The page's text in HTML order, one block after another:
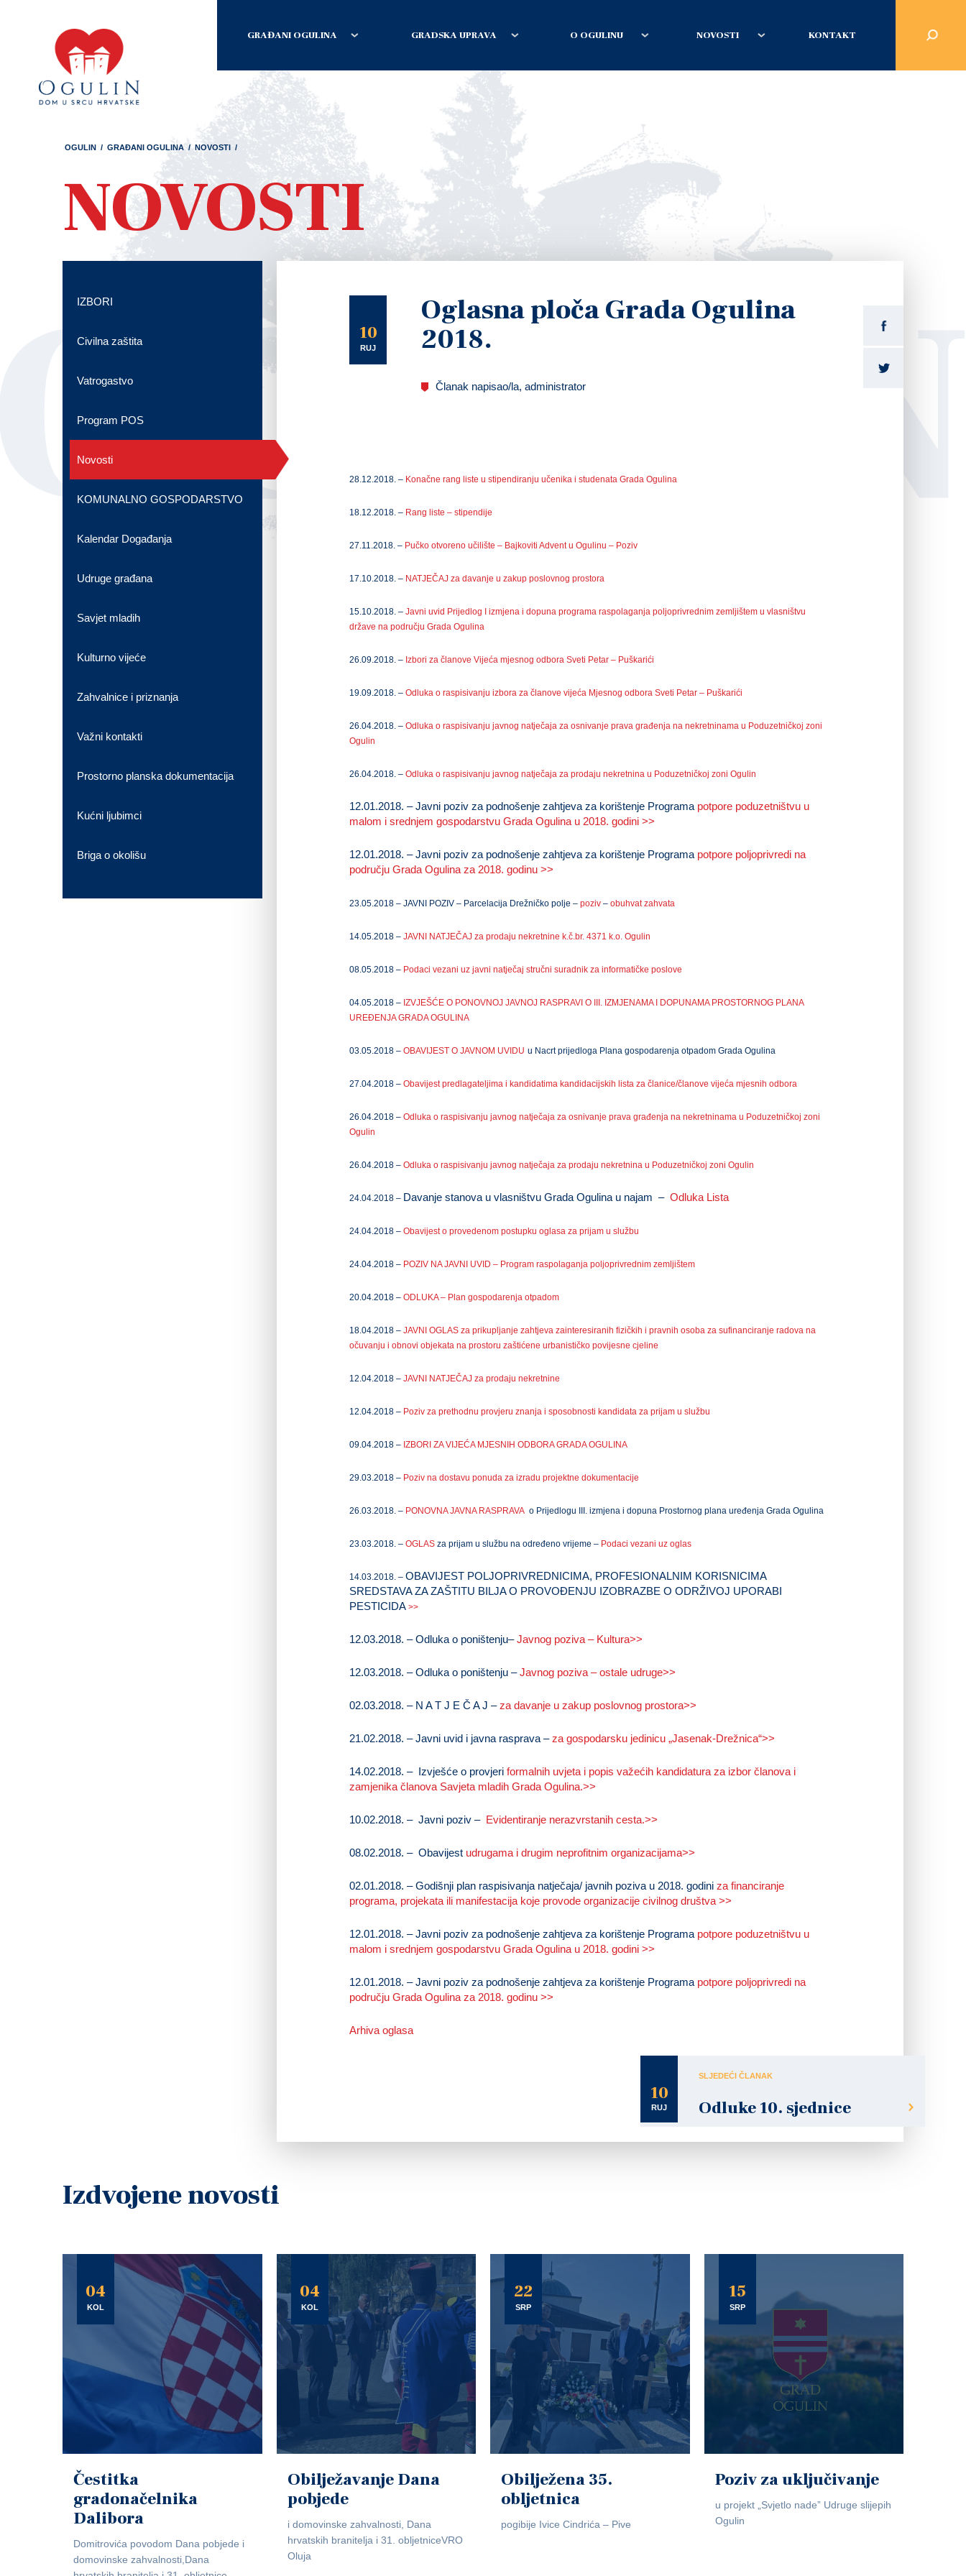
GRAĐANI OGULINA GRADSKA UPRAVA O OGULINU NOVOSTI KONTAKT
OGULIN / GRAĐANI OGULINA / NOVOSTI /
NOVOSTI
10
RUJ
Oglasna ploča Grada Ogulina
2018.
Članak napisao/la, administrator
28.12.2018. – Konačne rang liste u stipendiranju učenika i studenata Grada Ogulina
18.12.2018. – Rang liste – stipendije
27.11.2018. – Pučko otvoreno učilište – Bajkoviti Advent u Ogulinu – Poziv
17.10.2018. – NATJEČAJ za davanje u zakup poslovnog prostora
15.10.2018. – Javni uvid Prijedlog I izmjena i dopuna programa raspolaganja poljoprivrednim zemljištem u vlasništvu
države na području Grada Ogulina
26.09.2018. – Izbori za članove Vijeća mjesnog odbora Sveti Petar – Puškarići
19.09.2018. – Odluka o raspisivanju izbora za članove vijeća Mjesnog odbora Sveti Petar – Puškarići
26.04.2018. – Odluka o raspisivanju javnog natječaja za osnivanje prava građenja na nekretninama u Poduzetničkoj zoni
Ogulin
26.04.2018. – Odluka o raspisivanju javnog natječaja za prodaju nekretnina u Poduzetničkoj zoni Ogulin
12.01.2018. – Javni poziv za podnošenje zahtjeva za korištenje Programa potpore poduzetništvu u
malom i srednjem gospodarstvu Grada Ogulina u 2018. godini >>
12.01.2018. – Javni poziv za podnošenje zahtjeva za korištenje Programa potpore poljoprivredi na
području Grada Ogulina za 2018. godinu >>
23.05.2018 – JAVNI POZIV – Parcelacija Drežničko polje – poziv – obuhvat zahvata
14.05.2018 – JAVNI NATJEČAJ za prodaju nekretnine k.č.br. 4371 k.o. Ogulin
08.05.2018 – Podaci vezani uz javni natječaj stručni suradnik za informatičke poslove
04.05.2018 – IZVJEŠĆE O PONOVNOJ JAVNOJ RASPRAVI O III. IZMJENAMA I DOPUNAMA PROSTORNOG PLANA
UREĐENJA GRADA OGULINA
03.05.2018 – OBAVIJEST O JAVNOM UVIDU u Nacrt prijedloga Plana gospodarenja otpadom Grada Ogulina
27.04.2018 – Obavijest predlagateljima i kandidatima kandidacijskih lista za članice/članove vijeća mjesnih odbora
26.04.2018 – Odluka o raspisivanju javnog natječaja za osnivanje prava građenja na nekretninama u Poduzetničkoj zoni
Ogulin
26.04.2018 – Odluka o raspisivanju javnog natječaja za prodaju nekretnina u Poduzetničkoj zoni Ogulin
24.04.2018 – Davanje stanova u vlasništvu Grada Ogulina u najam – Odluka Lista
24.04.2018 – Obavijest o provedenom postupku oglasa za prijam u službu
24.04.2018 – POZIV NA JAVNI UVID – Program raspolaganja poljoprivrednim zemljištem
20.04.2018 – ODLUKA – Plan gospodarenja otpadom
18.04.2018 – JAVNI OGLAS za prikupljanje zahtjeva zainteresiranih fizičkih i pravnih osoba za sufinanciranje radova na
očuvanju i obnovi objekata na prostoru zaštićene urbanističko povijesne cjeline
12.04.2018 – JAVNI NATJEČAJ za prodaju nekretnine
12.04.2018 – Poziv za prethodnu provjeru znanja i sposobnosti kandidata za prijam u službu
09.04.2018 – IZBORI ZA VIJEĆA MJESNIH ODBORA GRADA OGULINA
29.03.2018 – Poziv na dostavu ponuda za izradu projektne dokumentacije
26.03.2018. – PONOVNA JAVNA RASPRAVA o Prijedlogu III. izmjena i dopuna Prostornog plana uređenja Grada Ogulina
23.03.2018. – OGLAS za prijam u službu na određeno vrijeme – Podaci vezani uz oglas
14.03.2018. – OBAVIJEST POLJOPRIVREDNICIMA, PROFESIONALNIM KORISNICIMA
SREDSTAVA ZA ZAŠTITU BILJA O PROVOĐENJU IZOBRAZBE O ODRŽIVOJ UPORABI
PESTICIDA >>
12.03.2018. – Odluka o poništenju–Javnog poziva – Kultura>>
12.03.2018. – Odluka o poništenju –Javnog poziva – ostale udruge>>
02.03.2018. – N A T J E Č A J –za davanje u zakup poslovnog prostora>>
21.02.2018. – Javni uvid i javna rasprava –za gospodarsku jedinicu „Jasenak-Drežnica“>>
14.02.2018. – Izvješće o provjeri formalnih uvjeta i popis važećih kandidatura za izbor članova i
zamjenika članova Savjeta mladih Grada Ogulina.>>
10.02.2018. – Javni poziv – Evidentiranje nerazvrstanih cesta.>>
08.02.2018. – Obavijest udrugama i drugim neprofitnim organizacijama>>
02.01.2018. – Godišnji plan raspisivanja natječaja/ javnih poziva u 2018. godini za financiranje
programa, projekata ili manifestacija koje provode organizacije civilnog društva >>
12.01.2018. – Javni poziv za podnošenje zahtjeva za korištenje Programa potpore poduzetništvu u
malom i srednjem gospodarstvu Grada Ogulina u 2018. godini >>
12.01.2018. – Javni poziv za podnošenje zahtjeva za korištenje Programa potpore poljoprivredi na
području Grada Ogulina za 2018. godinu >>
Arhiva oglasa
10
RUJ
SLJEDEĆI ČLANAK
Odluke 10. sjednice
IZBORI
Civilna zaštita
Vatrogastvo
Program POS
Novosti
KOMUNALNO GOSPODARSTVO
Kalendar Događanja
Udruge građana
Savjet mladih
Kulturno vijeće
Zahvalnice i priznanja
Važni kontakti
Prostorno planska dokumentacija
Kućni ljubimci
Briga o okolišu
Izdvojene novosti
04
KOL
Čestitka
gradonačelnika
Dalibora
Domitrovića povodom Dana pobjede i
domovinske zahvalnosti,Dana
04
KOL
Obilježavanje Dana
pobjede
i domovinske zahvalnosti, Dana
hrvatskih branitelja i 31. obljetniceVRO
Oluja
22
SRP
Obilježena 35.
obljetnica
pogibije Ivice Cindrića – Pive
15
SRP
Poziv za uključivanje
u projekt „Svjetlo nade” Udruge slijepih
Ogulin